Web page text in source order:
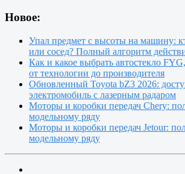
Новое:
Упал предмет с высоты на машину:
или сосед? Полный алгоритм
Как и какое выбрать автостекло
от технологии до производителя
Обновленный Toyota bZ3 2026:
электромобиль с лазерным радаром
Моторы и коробки передач Chery:
модельному ряду
Моторы и коробки передач Jetour:
модельному ряду